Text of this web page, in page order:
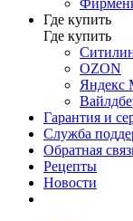
Где купить
Где купить
OZON
Яндекс
Гарантия и
Служба
Обратная
Рецепты
Новости